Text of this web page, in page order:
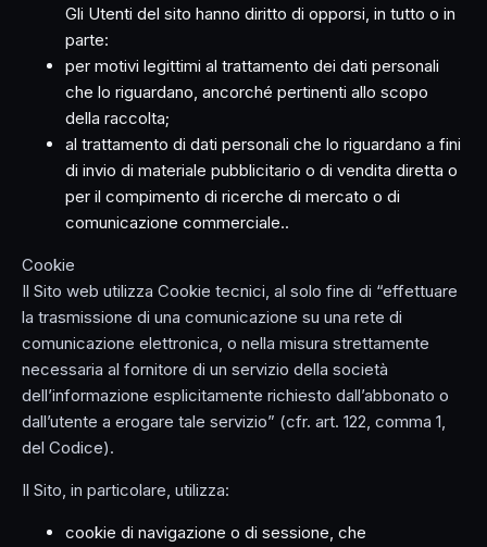
Gli Utenti del sito hanno diritto di opporsi, in tutto o in
parte:
per motivi legittimi al trattamento dei dati personali
che lo riguardano, ancorché pertinenti allo scopo
della raccolta;
al trattamento di dati personali che lo riguardano a fini
di invio di materiale pubblicitario o di vendita diretta o
per il compimento di ricerche di mercato o di
comunicazione commerciale..
Cookie
Il Sito web utilizza Cookie tecnici, al solo fine di “effettuare
la trasmissione di una comunicazione su una rete di
comunicazione elettronica, o nella misura strettamente
necessaria al fornitore di un servizio della società
dell’informazione esplicitamente richiesto dall’abbonato o
dall’utente a erogare tale servizio” (cfr. art. 122, comma 1,
del Codice).
Il Sito, in particolare, utilizza:
cookie di navigazione o di sessione, che